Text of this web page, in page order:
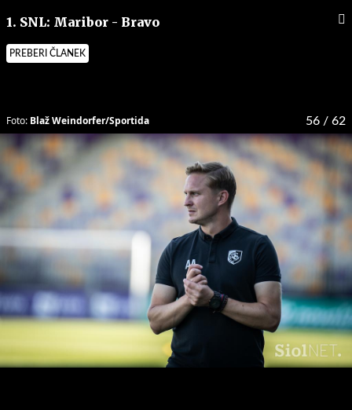
1. SNL: Maribor - Bravo
PREBERI ČLANEK
56 / 62
Foto: Blaž Weindorfer/Sportida